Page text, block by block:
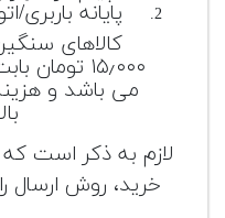
پایانه
کالاهای
۱۵٫۰۰۰
لازم به ذکر است
خرید، روش ارسال